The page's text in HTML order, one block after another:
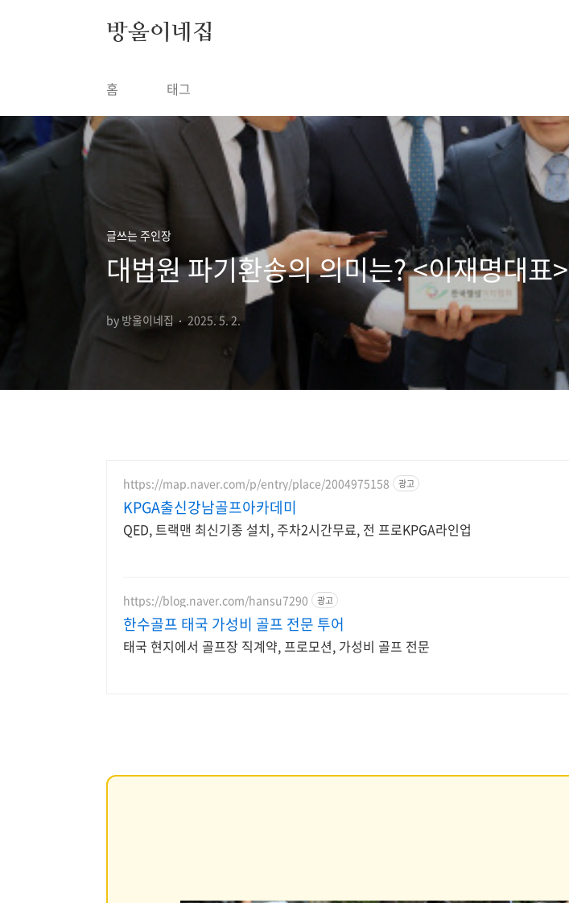
방울이네집
홈 태그
글쓰는 주인장
대법원 파기환송의 의미는? <이재명대표>
by 방울이네집 2025. 5. 2.
https://map.naver.com/p/entry/place/2004975158 광고
KPGA출신강남골프아카데미
QED, 트랙맨 최신기종 설치, 주차2시간무료, 전 프로KPGA라인업
https://blog.naver.com/hansu7290 광고
한수골프 태국 가성비 골프 전문 투어
태국 현지에서 골프장 직계약, 프로모션, 가성비 골프 전문